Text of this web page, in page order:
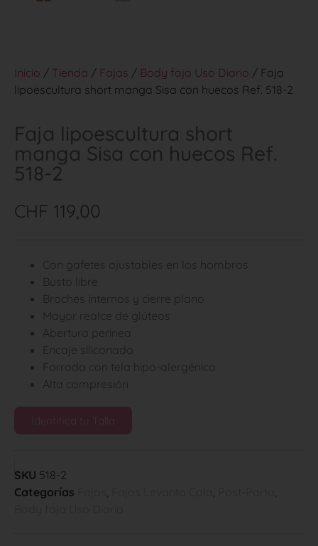
Inicio / Tienda / Fajas / Body faja Uso Diario / Faja
lipoescultura short manga Sisa con huecos Ref. 518-2
Faja lipoescultura short
manga Sisa con huecos Ref.
518-2
CHF 119,00
Con gafetes ajustables en los hombros
Busto libre
Broches internos y cierre plano
Mayor realce de glúteos
Abertura perinea
Encaje siliconado
Forrada con tela hipo-alergénica
Alta compresión
Identifica tu Talla
SKU 518-2
Categorías